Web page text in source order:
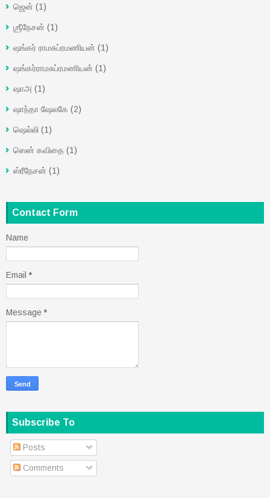
ஜென் (1)
ஶ்ரீநேசன் (1)
ஷங்கர் ராமசுப்ரமணியன் (1)
ஷங்கர்ராமசுப்ரமணியன் (1)
ஷாஅ (1)
ஷாந்தா ஷேலகே (2)
ஷெல்லி (1)
ஸென் கவிதை (1)
ஸ்ரீநேசன் (1)
Contact Form
Name
Email *
Message *
Subscribe To
Posts
Comments